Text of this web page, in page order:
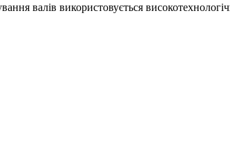
валів використовується